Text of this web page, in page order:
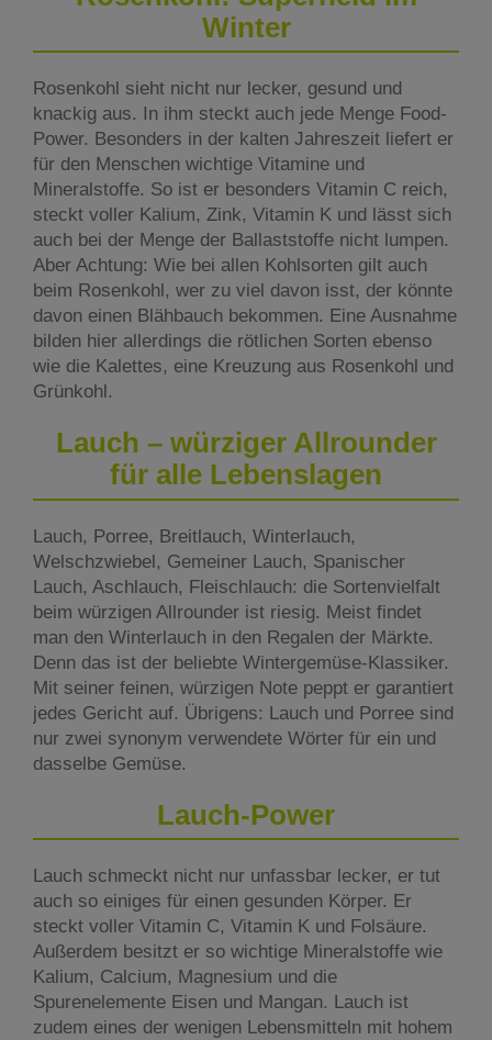
Winter
Rosenkohl sieht nicht nur lecker, gesund und
knackig aus. In ihm steckt auch jede Menge Food-
Power. Besonders in der kalten Jahreszeit liefert er
für den Menschen wichtige Vitamine und
Mineralstoffe. So ist er besonders Vitamin C reich,
steckt voller Kalium, Zink, Vitamin K und lässt sich
auch bei der Menge der Ballaststoffe nicht lumpen.
Aber Achtung: Wie bei allen Kohlsorten gilt auch
beim Rosenkohl, wer zu viel davon isst, der könnte
davon einen Blähbauch bekommen. Eine Ausnahme
bilden hier allerdings die rötlichen Sorten ebenso
wie die Kalettes, eine Kreuzung aus Rosenkohl und
Grünkohl.
Lauch – würziger Allrounder
für alle Lebenslagen
Lauch, Porree, Breitlauch, Winterlauch,
Welschzwiebel, Gemeiner Lauch, Spanischer
Lauch, Aschlauch, Fleischlauch: die Sortenvielfalt
beim würzigen Allrounder ist riesig. Meist findet
man den Winterlauch in den Regalen der Märkte.
Denn das ist der beliebte Wintergemüse-Klassiker.
Mit seiner feinen, würzigen Note peppt er garantiert
jedes Gericht auf. Übrigens: Lauch und Porree sind
nur zwei synonym verwendete Wörter für ein und
dasselbe Gemüse.
Lauch-Power
Lauch schmeckt nicht nur unfassbar lecker, er tut
auch so einiges für einen gesunden Körper. Er
steckt voller Vitamin C, Vitamin K und Folsäure.
Außerdem besitzt er so wichtige Mineralstoffe wie
Kalium, Calcium, Magnesium und die
Spurenelemente Eisen und Mangan. Lauch ist
zudem eines der wenigen Lebensmitteln mit hohem